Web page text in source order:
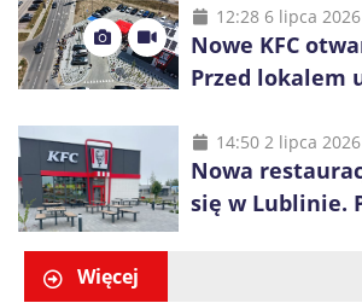
inwestycje
12:28 6 lipca 2026
Nowe KFC
Przed lokalem
14:50 2 lipca 2026
Nowa
się w Lublinie.
Więcej